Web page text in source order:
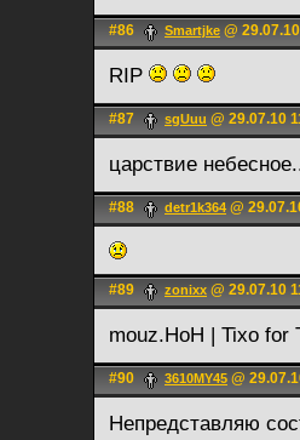
#86 Smartjke @
RIP
#87 sgUuu @ 29.07.10
царствие
#88 detr1k364 @
#89 zonixx @ 29.07.10
mouz.HoH | Tixo for
#90 3610MY45 @
Непредставляю